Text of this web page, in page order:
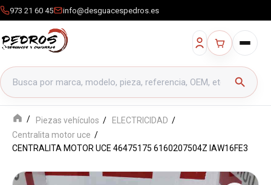
973 21 60 45 info@desguacespedros.es
Buscar productos
search
Piezas vehículos
ELECTRICIDAD
Centralita motor uce
CENTRALITA MOTOR UCE 46475175 6160207504Z IAW16FE3